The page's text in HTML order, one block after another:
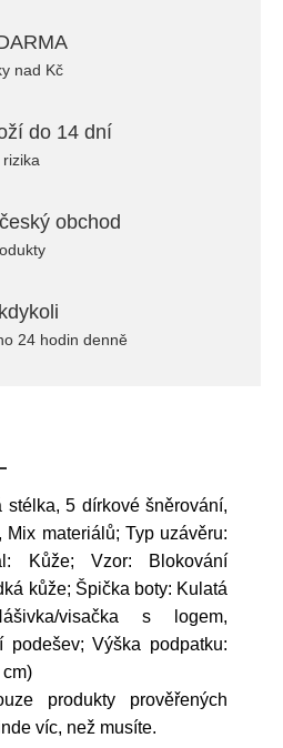
nad Kč
do 14 dní
obchod
24 hodin denně
stélka, 5 dírkové šněrování,
Mix materiálů; Typ uzávěru:
Kůže; Vzor: Blokování
kůže; Špička boty: Kulatá
visačka s logem,
podešev; Výška podpatku:
produkty prověřených
víc, než musíte.